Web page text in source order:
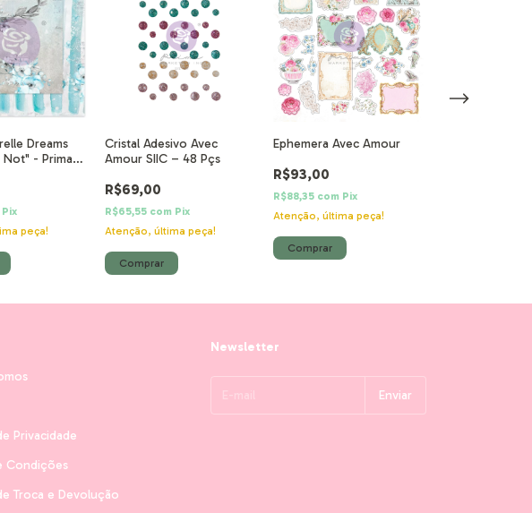
Dreams
- Prima
Pix
peça!
Cristal Adesivo Avec
Amour SIIC – 48 Pçs
R$69,00
R$65,55 com Pix
Atenção, última peça!
Ephemera Avec Amour
R$93,00
R$88,35 com Pix
Atenção, última peça!
Privacidade
Condições
Troca e Devolução
Newsletter